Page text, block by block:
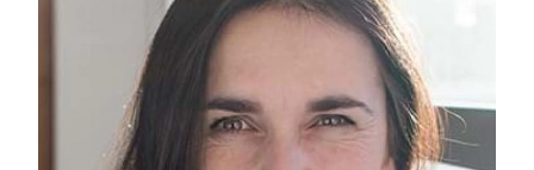
Histoire et culture
Voyage de motivation